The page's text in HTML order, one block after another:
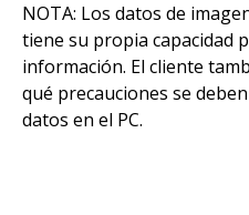
NOTA: Los datos de
tiene su propia capacidad
información. El cliente
qué precauciones se
datos en el PC.